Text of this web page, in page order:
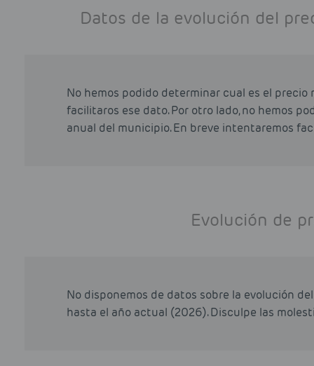
Datos de la evolución del
No hemos podido determinar cual es el
facilitaros ese dato. Por otro lado, no hemos
anual del municipio. En breve intentaremos
Evolución de
No disponemos de datos sobre la evolución
hasta el año actual (2026). Disculpe las